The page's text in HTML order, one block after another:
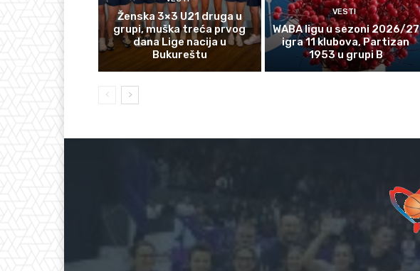
Ženska 3×3 U21 druga u
grupi, muška treća prvog
dana Lige nacija u
Bukureštu
VESTI
WABA ligu u sezoni 2026/27
igra 11 klubova, Partizan
1953 u grupi B